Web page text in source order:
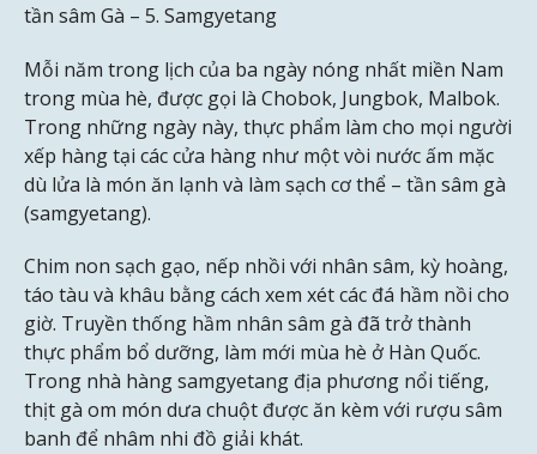
tần sâm Gà – 5. Samgyetang
Mỗi năm trong lịch của ba ngày nóng nhất miền Nam
trong mùa hè, được gọi là Chobok, Jungbok, Malbok.
Trong những ngày này, thực phẩm làm cho mọi người
xếp hàng tại các cửa hàng như một vòi nước ấm mặc
dù lửa là món ăn lạnh và làm sạch cơ thể – tần sâm gà
(samgyetang).
Chim non sạch gạo, nếp nhồi với nhân sâm, kỳ hoàng,
táo tàu và khâu bằng cách xem xét các đá hầm nồi cho
giờ. Truyền thống hầm nhân sâm gà đã trở thành
thực phẩm bổ dưỡng, làm mới mùa hè ở Hàn Quốc.
Trong nhà hàng samgyetang địa phương nổi tiếng,
thịt gà om món dưa chuột được ăn kèm với rượu sâm
banh để nhâm nhi đồ giải khát.